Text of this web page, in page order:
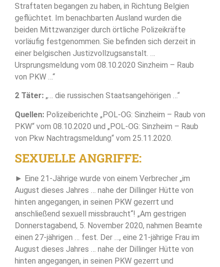
Straftaten begangen zu haben, in Richtung Belgien
geflüchtet. Im benachbarten Ausland wurden die
beiden Mittzwanziger durch örtliche Polizeikräfte
vorläufig festgenommen. Sie befinden sich derzeit in
einer belgischen Justizvollzugsanstalt. …
Ursprungsmeldung vom 08.10.2020 Sinzheim – Raub
von PKW …“
2 Täter: „… die russischen Staatsangehörigen …“
Quellen: Polizeiberichte „POL-OG: Sinzheim – Raub von
PKW“ vom 08.10.2020 und „POL-OG: Sinzheim – Raub
von Pkw Nachtragsmeldung“ vom 25.11.2020.
SEXUELLE ANGRIFFE:
► Eine 21-Jährige wurde von einem Verbrecher „im
August dieses Jahres … nahe der Dillinger Hütte von
hinten angegangen, in seinen PKW gezerrt und
anschließend sexuell missbraucht“! „Am gestrigen
Donnerstagabend, 5. November 2020, nahmen Beamte
einen 27-jährigen … fest. Der …, eine 21-jährige Frau im
August dieses Jahres … nahe der Dillinger Hütte von
hinten angegangen, in seinen PKW gezerrt und